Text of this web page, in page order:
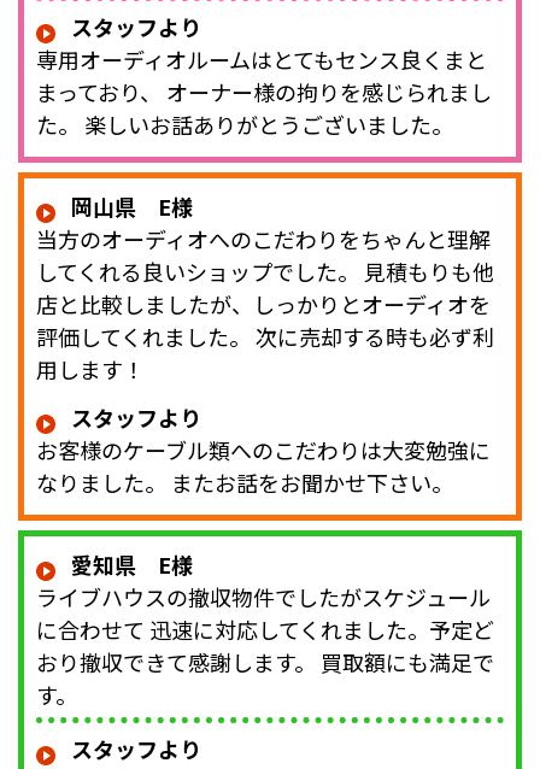
スタッフより
専用オーディオルームはとてもセンス良くまと
まっており、 オーナー様の拘りを感じられまし
た。 楽しいお話ありがとうございました。
岡山県 E様
当方のオーディオへのこだわりをちゃんと理解
してくれる良いショップでした。 見積もりも他
店と比較しましたが、しっかりとオーディオを
評価してくれました。 次に売却する時も必ず利
用します！
スタッフより
お客様のケーブル類へのこだわりは大変勉強に
なりました。 またお話をお聞かせ下さい。
愛知県 E様
ライブハウスの撤収物件でしたがスケジュール
に合わせて 迅速に対応してくれました。予定ど
おり撤収できて感謝します。 買取額にも満足で
す。
スタッフより